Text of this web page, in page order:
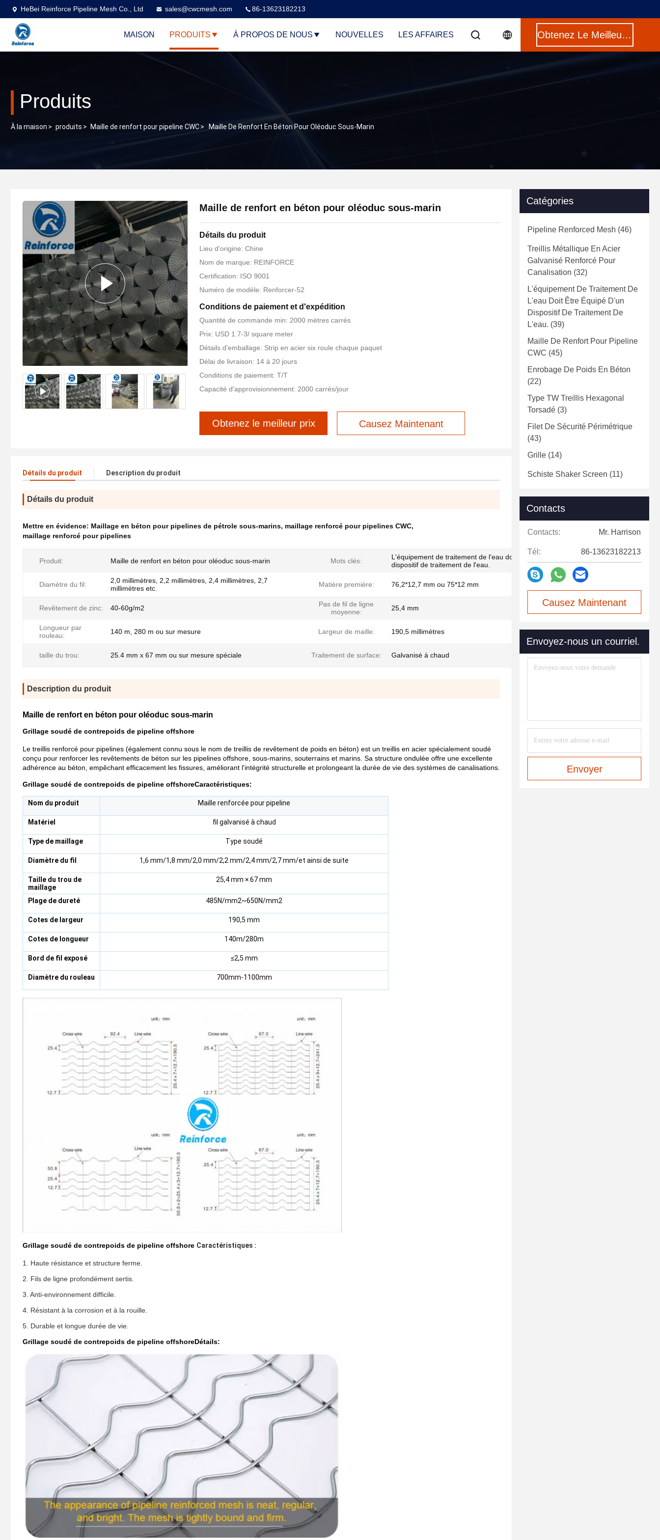
HeBei Reinforce Pipeline Mesh Co., Ltd sales@cwcmesh.com 86-13623182213
MAISON PRODUITS À PROPOS DE NOUS NOUVELLES LES AFFAIRES Obtenez Le Meilleur Prix
Produits
À la maison > produits > Maille de renfort pour pipeline CWC> Maille De Renfort En Béton Pour Oléoduc Sous-Marin
Maille de renfort en béton pour oléoduc sous-marin
Détails du produit
Lieu d'origine: Chine
Nom de marque: REINFORCE
Certification: ISO 9001
Numéro de modèle: Renforcer-52
Conditions de paiement et d'expédition
Quantité de commande min: 2000 mètres carrés
Prix: USD 1.7-3/ square meter
Détails d'emballage: Strip en acier six roule chaque paquet
Délai de livraison: 14 à 20 jours
Conditions de paiement: T/T
Capacité d'approvisionnement: 2000 carrés/jour
Obtenez le meilleur prix Causez Maintenant
Détails du produit Description du produit
Détails du produit
Mettre en évidence: Maillage en béton pour pipelines de pétrole sous-marins, maillage renforcé pour pipelines CWC,
maillage renforcé pour pipelines
Produit: Maille de renfort en béton pour oléoduc sous-marin Mots clés:
L'équipement de traitement de l'eau doit être équipé d'un
dispositif de traitement de l'eau.
Diamètre du fil:
2,0 millimètres, 2,2 millimètres, 2,4 millimètres, 2,7
millimètres etc.
Matière première: 76,2*12,7 mm ou 75*12 mm
Revêtement de zinc: 40-60g/m2
Pas de fil de ligne
moyenne:
25,4 mm
Longueur par
rouleau:
140 m, 280 m ou sur mesure Largeur de maille: 190,5 millimètres
taille du trou: 25.4 mm x 67 mm ou sur mesure spéciale Traitement de surface: Galvanisé à chaud
Description du produit
Maille de renfort en béton pour oléoduc sous-marin
Grillage soudé de contrepoids de pipeline offshore
Le treillis renforcé pour pipelines (également connu sous le nom de treillis de revêtement de poids en béton) est un treillis en acier spécialement soudé
conçu pour renforcer les revêtements de béton sur les pipelines offshore, sous-marins, souterrains et marins. Sa structure ondulée offre une excellente
adhérence au béton, empêchant efficacement les fissures, améliorant l'intégrité structurelle et prolongeant la durée de vie des systèmes de canalisations.
Grillage soudé de contrepoids de pipeline offshoreCaractéristiques:
Nom du produit Maille renforcée pour pipeline
Matériel fil galvanisé à chaud
Type de maillage Type soudé
Diamètre du fil 1,6 mm/1,8 mm/2,0 mm/2,2 mm/2,4 mm/2,7 mm/et ainsi de suite
Taille du trou de
maillage
25,4 mm × 67 mm
Plage de dureté 485N/mm2~650N/mm2
Cotes de largeur 190,5 mm
Cotes de longueur 140m/280m
Bord de fil exposé ≤2,5 mm
Diamètre du rouleau 700mm-1100mm
Grillage soudé de contrepoids de pipeline offshore Caractéristiques :
1. Haute résistance et structure ferme.
2. Fils de ligne profondément sertis.
3. Anti-environnement difficile.
4. Résistant à la corrosion et à la rouille.
5. Durable et longue durée de vie.
Grillage soudé de contrepoids de pipeline offshoreDétails:
Catégories
Pipeline Renforced Mesh (46)
Treillis Métallique En Acier
Galvanisé Renforcé Pour
Canalisation (32)
L'équipement De Traitement De
L'eau Doit Être Équipé D'un
Dispositif De Traitement De
L'eau. (39)
Maille De Renfort Pour Pipeline
CWC (45)
Enrobage De Poids En Béton
(22)
Type TW Treillis Hexagonal
Torsadé (3)
Filet De Sécurité Périmétrique
(43)
Grille (14)
Schiste Shaker Screen (11)
Contacts
Contacts: Mr. Harrison
Tél: 86-13623182213
Causez Maintenant
Envoyez-nous un courriel.
Envoyer